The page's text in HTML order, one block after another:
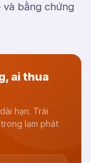
bằng chứng
ai thua
hạn. Trái
lạm phát